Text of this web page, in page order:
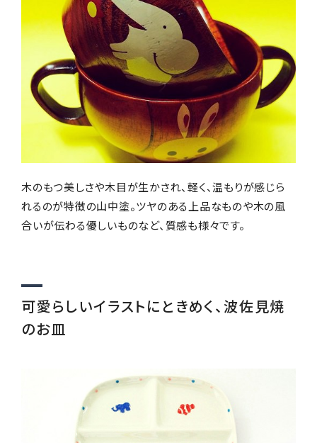
木のもつ美しさや木目が生かされ、軽く、温もりが感じら
れるのが特徴の山中塗。ツヤのある上品なものや木の風
合いが伝わる優しいものなど、質感も様々です。
可愛らしいイラストにときめく、波佐見焼
のお皿